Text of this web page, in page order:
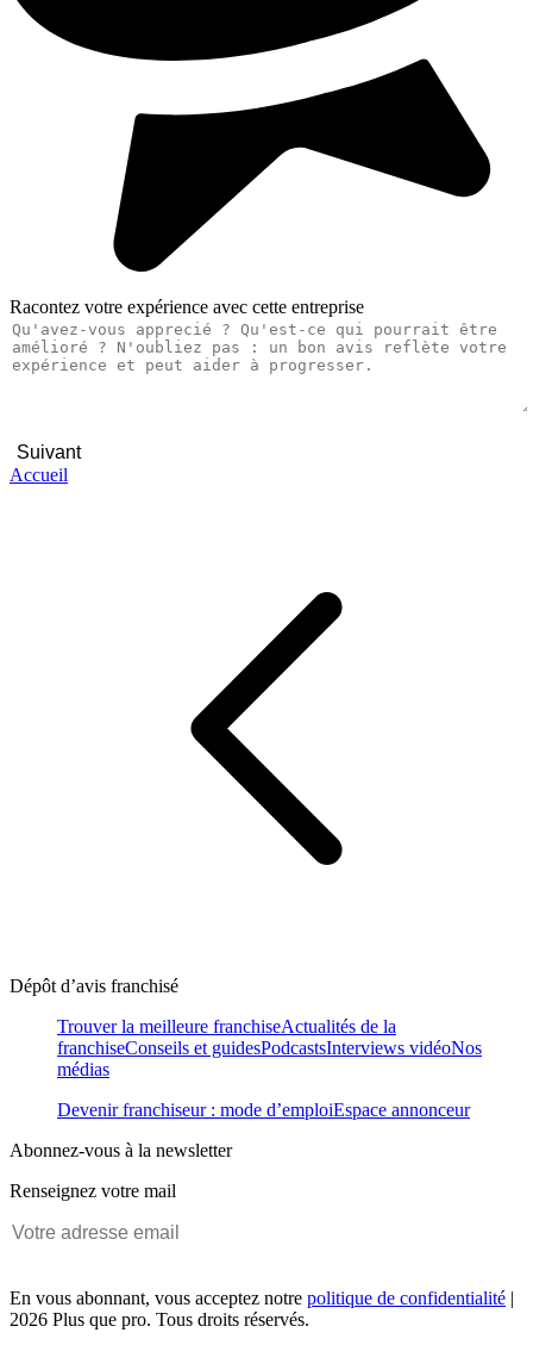
Racontez votre expérience avec cette entreprise
Suivant
Accueil
Dépôt d’avis franchisé
Trouver la meilleure franchiseActualités de la
franchiseConseils et guidesPodcastsInterviews vidéoNos
médias
Devenir franchiseur : mode d’emploiEspace annonceur
Abonnez-vous à la newsletter
Renseignez votre mail
En vous abonnant, vous acceptez notre politique de confidentialité |
2026 Plus que pro. Tous droits réservés.